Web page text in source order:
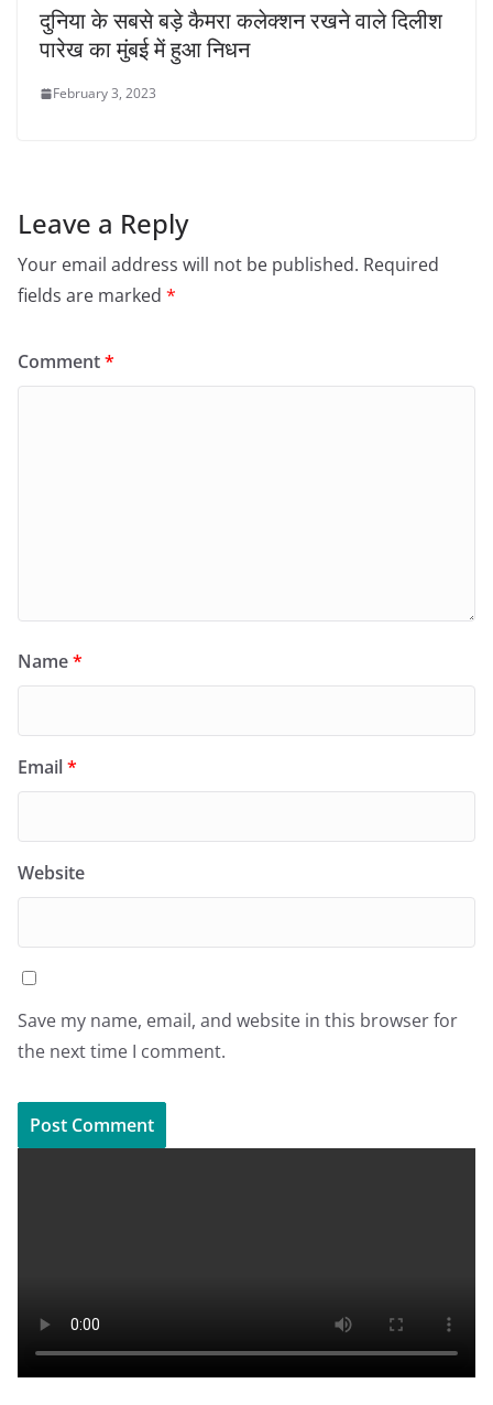
दुनिया के सबसे बड़े कैमरा कलेक्शन रखने वाले दिलीश
पारेख का मुंबई में हुआ निधन
February 3, 2023
Leave a Reply
Your email address will not be published. Required
fields are marked *
Comment*
Name*
Email*
Website
Save my name, email, and website in this browser for
the next time I comment.